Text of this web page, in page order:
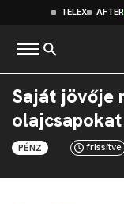
TELEX AFTER
Saját jövője
PÉNZ frissítve